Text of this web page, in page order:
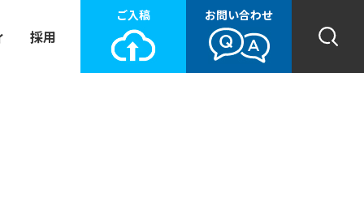
採用
ご入稿 お問い合わせ